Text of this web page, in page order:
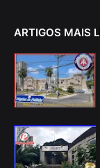
ARTIGOS MAIS